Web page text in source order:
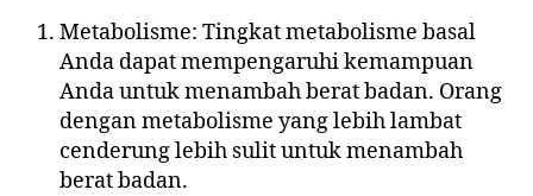
Metabolisme: Tingkat metabolisme basal
Anda dapat mempengaruhi kemampuan
Anda untuk menambah berat badan. Orang
dengan metabolisme yang lebih lambat
cenderung lebih sulit untuk menambah
berat badan.